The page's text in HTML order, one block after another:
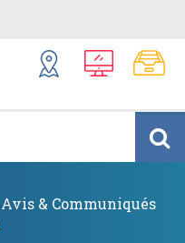
Avis & Communiqués